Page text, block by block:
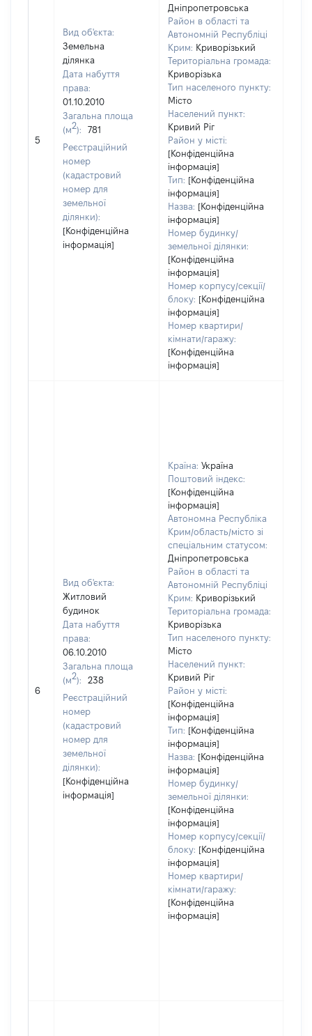
5
Вид об'єкта:
Земельна
ділянка
Дата набуття
права:
01.10.2010
Загальна площа
(м2):
781
Реєстраційний
номер
(кадастровий
номер для
земельної
ділянки):
[Конфіденційна
інформація]
Дніпропетровська
Район в області та
Автономній Республіці
Крим: Криворізький
Територіальна громада:
Криворізька
Тип населеного пункту:
Місто
Населений пункт:
Кривий Ріг
Район у місті:
[Конфіденційна
інформація]
Тип: [Конфіденційна
інформація]
Назва: [Конфіденційна
інформація]
Номер будинку/
земельної ділянки:
[Конфіденційна
інформація]
Номер корпусу/секції/
блоку: [Конфіденційна
інформація]
Номер квартири/
кімнати/гаражу:
[Конфіденційна
інформація]
6
Вид об'єкта:
Житловий
будинок
Дата набуття
права:
06.10.2010
Загальна площа
(м2):
238
Реєстраційний
номер
(кадастровий
номер для
земельної
ділянки):
[Конфіденційна
інформація]
Країна: Україна
Поштовий індекс:
[Конфіденційна
інформація]
Автономна Республіка
Крим/область/місто зі
спеціальним статусом:
Дніпропетровська
Район в області та
Автономній Республіці
Крим: Криворізький
Територіальна громада:
Криворізька
Тип населеного пункту:
Місто
Населений пункт:
Кривий Ріг
Район у місті:
[Конфіденційна
інформація]
Тип: [Конфіденційна
інформація]
Назва: [Конфіденційна
інформація]
Номер будинку/
земельної ділянки:
[Конфіденційна
інформація]
Номер корпусу/секції/
блоку: [Конфіденційна
інформація]
Номер квартири/
кімнати/гаражу:
[Конфіденційна
інформація]